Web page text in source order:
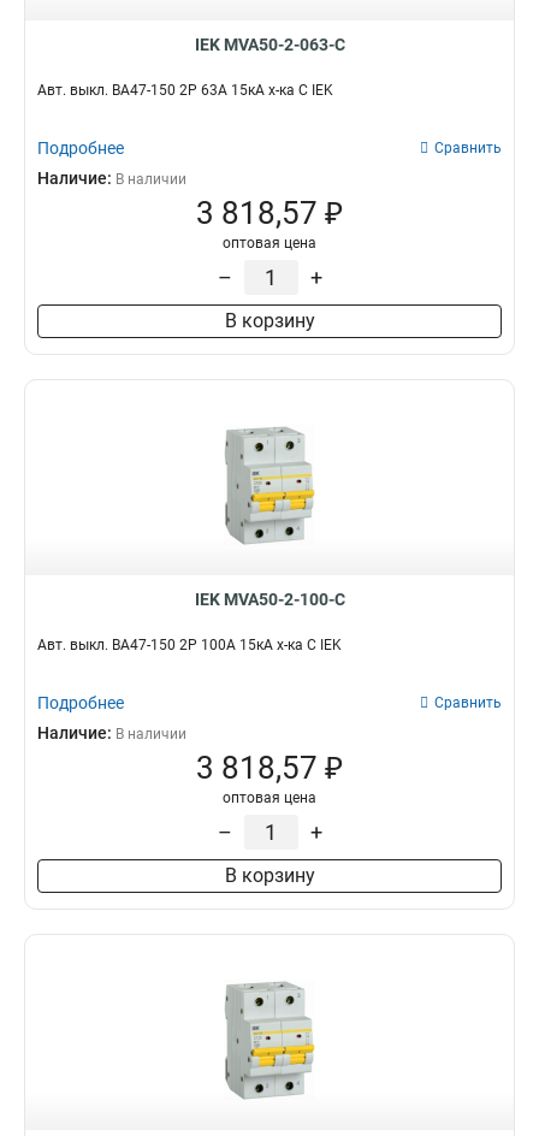
IEK MVA50-2-063-C
Авт. выкл. ВА47-150 2Р 63А 15кА х-ка C IEK
Подробнее Сравнить
Наличие: В наличии
3 818,57 ₽
оптовая цена
– +
В корзину
IEK MVA50-2-100-C
Авт. выкл. ВА47-150 2Р 100А 15кА х-ка C IEK
Подробнее Сравнить
Наличие: В наличии
3 818,57 ₽
оптовая цена
– +
В корзину